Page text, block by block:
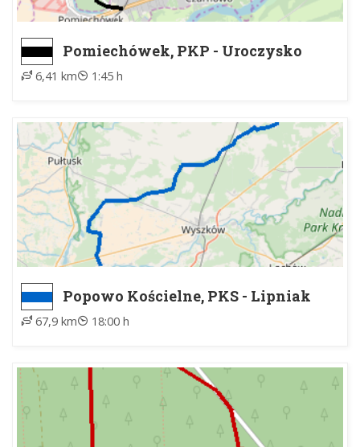
Pomiechówek, PKP - Uroczysko
Wólka
6,41 km 1:45 h
Popowo Kościelne, PKS - Lipniak
Majorat, pomnik
67,9 km 18:00 h